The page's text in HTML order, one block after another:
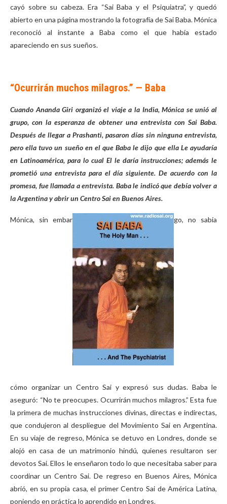
cayó sobre su cabeza. Era “Sai Baba y el Psiquiatra”, y quedó
abierto en una página mostrando la fotografía de Sai Baba. Mónica
reconoció al instante a Baba como el que había estado
apareciendo en sus sueños.
“Ocurrirán muchos milagros.” — Baba
Cuando Ananda Giri organizó el viaje a la India, Mónica se unió al
grupo, con la esperanza de obtener una entrevista con Sai Baba.
Después de llegar a Prashanti, pasaron días sin ninguna entrevista,
pero ella tuvo un sueño en el que Baba le dijo que ella Le ayudaría
en Latinoamérica, para lo cual El le daría instrucciones; además le
prometió una entrevista para el día siguiente. De acuerdo con la
promesa, fue llamada a entrevista. Baba le indicó que debía volver a
la Argentina y abrir un Centro Sai en Buenos Aires.
Mónica, sin embar go, no sabía
cómo organizar un Centro Sai y expresó sus dudas. Baba le
aseguró: “No te preocupes. Ocurrirán muchos milagros.” Esta fue
la primera de muchas instrucciones divinas, directas e indirectas,
que condujeron al despliegue del Movimiento Sai en Argentina.
En su viaje de regreso, Mónica se detuvo en Londres, donde se
alojó en casa de un matrimonio hindú, quienes resultaron ser
devotos Sai. Ellos le enseñaron todo lo que necesitaba saber para
coordinar un Centro Sai. De regreso en Buenos Aires, Mónica
abrió, en su propia casa, el primer Centro Sai de América Latina,
poniendo en práctica lo aprendido en Londres.